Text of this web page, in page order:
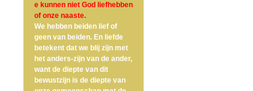
e kunnen niet God liefhebben
of onze naaste.
We hebben beiden lief of
geen van beiden. En liefde
betekent dat we blij zijn met
het anders-zijn van de ander,
want de diepte van dit
bewustzijn is de diepte van